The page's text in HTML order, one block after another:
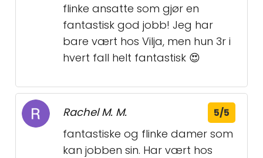
flinke ansatte som gjør en
fantastisk god jobb! Jeg har
bare vært hos Vilja, men hun 3r i
hvert fall helt fantastisk 😍
Rachel M. M. 5/5
fantastiske og flinke damer som
kan jobben sin. Har vært hos